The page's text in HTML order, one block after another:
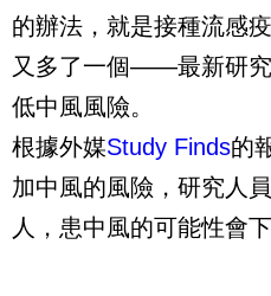
的辦法，就是接種流感
又多了一個——最新研
低中風風險。
根據外媒Study Finds的
加中風的風險，研究人
人，患中風的可能性會